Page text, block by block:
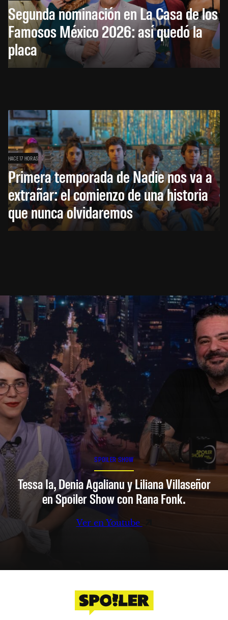
Segunda nominación en La Casa de los
Famosos México 2026: así quedó la
placa
HACE 17 HORAS
Primera temporada de Nadie nos va a
extrañar: el comienzo de una historia
que nunca olvidaremos
SPOILER SHOW
Tessa Ia, Denia Agalianu y Liliana Villaseñor
en Spoiler Show con Rana Fonk.
Ver en Youtube